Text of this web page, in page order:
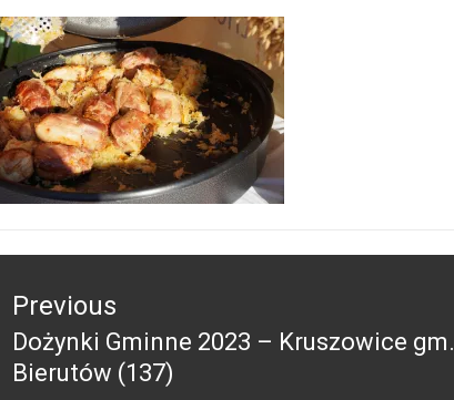
Previous
Previous
post:
Dożynki Gminne 2023 – Kruszowice gm.
Bierutów (137)